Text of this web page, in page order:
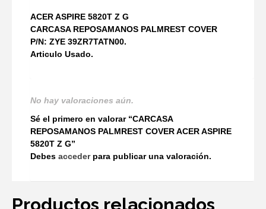
ACER ASPIRE 5820T Z G
CARCASA REPOSAMANOS PALMREST COVER
P/N: ZYE 39ZR7TATN00.
Articulo Usado.
No hay valoraciones aún.
Sé el primero en valorar “CARCASA
REPOSAMANOS PALMREST COVER ACER ASPIRE
5820T Z G”
Debes accederpara publicar una valoración.
Productos relacionados